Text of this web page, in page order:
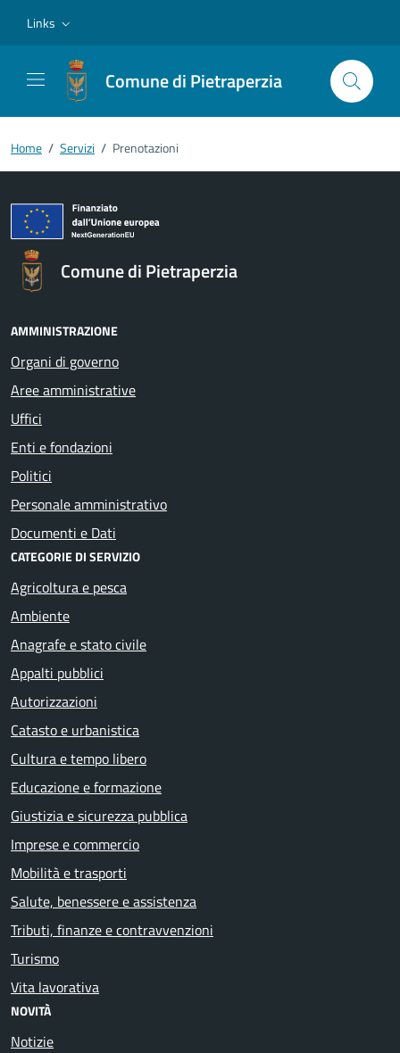
Links
Comune di Pietraperzia
Home / Servizi / Prenotazioni
Comune di Pietraperzia
AMMINISTRAZIONE
Organi di governo
Aree amministrative
Uffici
Enti e fondazioni
Politici
Personale amministrativo
Documenti e Dati
CATEGORIE DI SERVIZIO
Agricoltura e pesca
Ambiente
Anagrafe e stato civile
Appalti pubblici
Autorizzazioni
Catasto e urbanistica
Cultura e tempo libero
Educazione e formazione
Giustizia e sicurezza pubblica
Imprese e commercio
Mobilità e trasporti
Salute, benessere e assistenza
Tributi, finanze e contravvenzioni
Turismo
Vita lavorativa
NOVITÀ
Notizie